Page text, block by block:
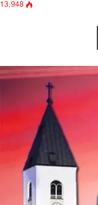
13٬948
طباعة